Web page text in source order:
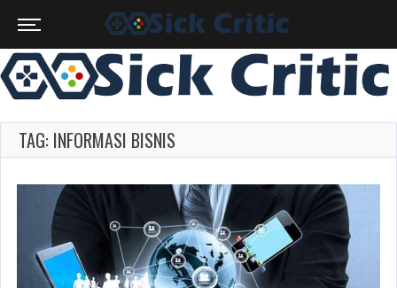
TAG: INFORMASI BISNIS